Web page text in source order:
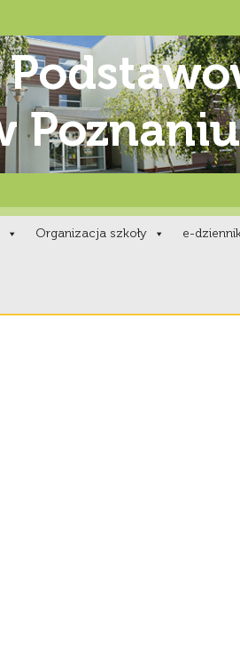
Organizacja szkoły e-